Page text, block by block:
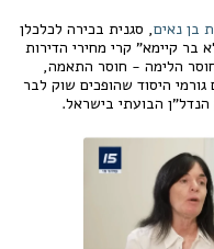
בן נאים, סגנית בכירה לכלכלן
בר קיימא" קרי מחירי הדירות
הלימה - חוסר התאמה,
היסוד שהופכים שוק לבר
הבועתי בישראל.